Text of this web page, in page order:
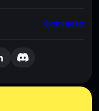
Contacto